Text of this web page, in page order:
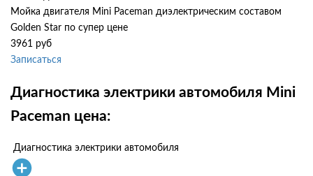
Мойка двигателя Mini Paceman диэлектрическим составом
Golden Star по супер цене
3961 руб
Записаться
Диагностика электрики автомобиля Mini
Paceman цена:
Диагностика электрики автомобиля